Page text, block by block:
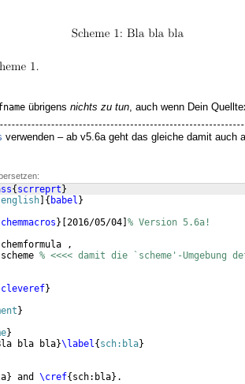
übrigens nichts zu tun, auch wenn Dein
verwenden – ab v5.6a geht das gleiche damit auch
{ scrreprt }
english { babel }
chemmacros } 2016/05/04 % Version 5.6a!
,
% <<<< damit die `scheme'-Umgebung
cleveref}
}
}
bla bla}\label{ sch:bla}
} and \cref{ sch:bla} .